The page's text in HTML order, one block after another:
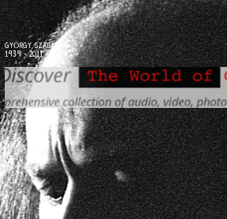
GYÖRGY SZABADOS
1939 - 2011